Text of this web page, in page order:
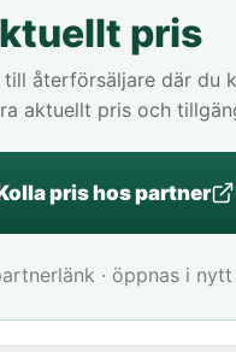
pris
till återförsäljare där du
aktuellt pris och
pris hos partner
· öppnas i